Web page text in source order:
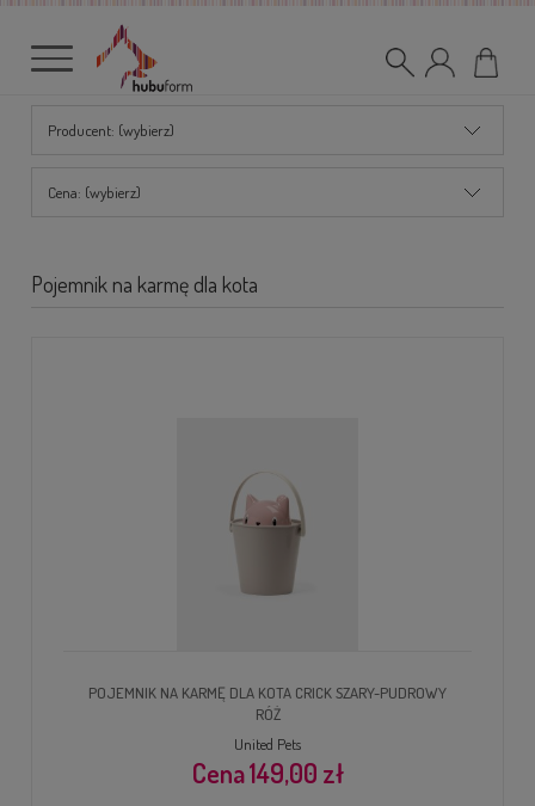
Producent: (wybierz)
Cena: (wybierz)
Pojemnik na karmę dla kota
POJEMNIK NA KARMĘ DLA KOTA CRICK SZARY-PUDROWY
RÓŻ
United Pets
149,00 zł